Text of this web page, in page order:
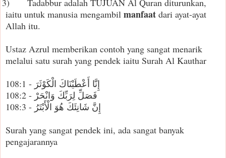
Tadabbur adalah TUJUAN Al Quran diturunkan,
iaitu untuk manusia mengambil manfaat dari ayat-ayat
Allah itu.
Ustaz Azrul memberikan contoh yang sangat menarik
melalui satu surah yang pendek iaitu Surah Al Kauthar
إِنَّا أَعْطَيْنَاكَ الْكَوْثَرَ - 108:1
فَصَلِّ لِرَبِّكَ وَانْحَرْ - 108:2
إِنَّ شَانِئَكَ هُوَ الْأَبْتَرُ - 108:3
Surah yang sangat pendek ini, ada sangat banyak
pengajarannya